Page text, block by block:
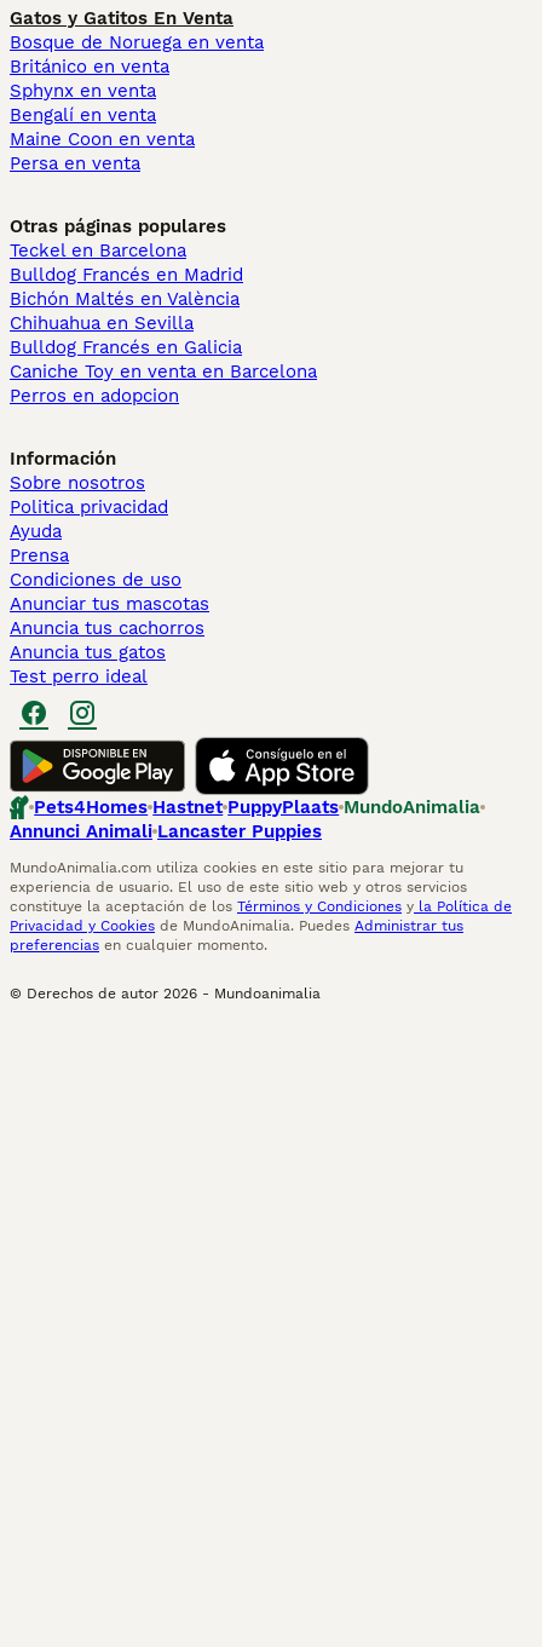
Gatos y Gatitos En Venta
Bosque de Noruega en venta
Británico en venta
Sphynx en venta
Bengalí en venta
Maine Coon en venta
Persa en venta
Otras páginas populares
Teckel en Barcelona
Bulldog Francés en Madrid
Bichón Maltés en València
Chihuahua en Sevilla
Bulldog Francés en Galicia
Caniche Toy en venta en Barcelona
Perros en adopcion
Información
Sobre nosotros
Politica privacidad
Ayuda
Prensa
Condiciones de uso
Anunciar tus mascotas
Anuncia tus cachorros
Anuncia tus gatos
Test perro ideal
Pets4Homes Hastnet PuppyPlaats MundoAnimalia
Annunci Animali Lancaster Puppies
MundoAnimalia.com utiliza cookies en este sitio para mejorar tu
experiencia de usuario. El uso de este sitio web y otros servicios
constituye la aceptación de los Términos y Condiciones y la Política de
Privacidad y Cookies de MundoAnimalia. Puedes Administrar tus
preferencias en cualquier momento.
© Derechos de autor 2026 - Mundoanimalia